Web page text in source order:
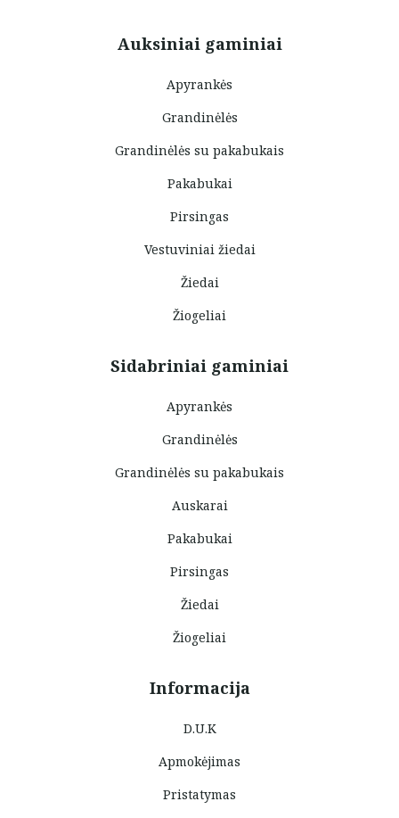
Auksiniai gaminiai
Apyrankės
Grandinėlės
Grandinėlės su pakabukais
Pakabukai
Pirsingas
Vestuviniai žiedai
Žiedai
Žiogeliai
Sidabriniai gaminiai
Apyrankės
Grandinėlės
Grandinėlės su pakabukais
Auskarai
Pakabukai
Pirsingas
Žiedai
Žiogeliai
Informacija
D.U.K
Apmokėjimas
Pristatymas